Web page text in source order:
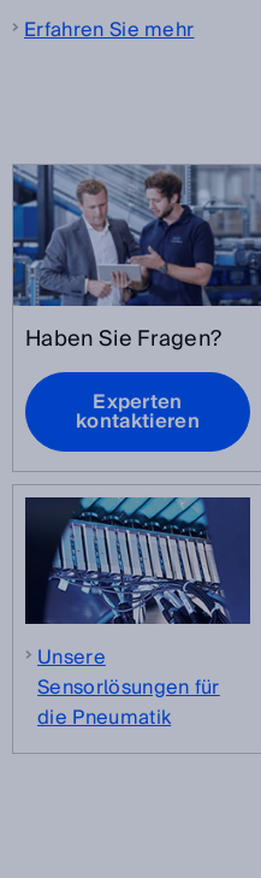
Erfahren Sie mehr
Haben Sie Fragen?
Experten
kontaktieren
Unsere
Sensorlösungen für
die Pneumatik